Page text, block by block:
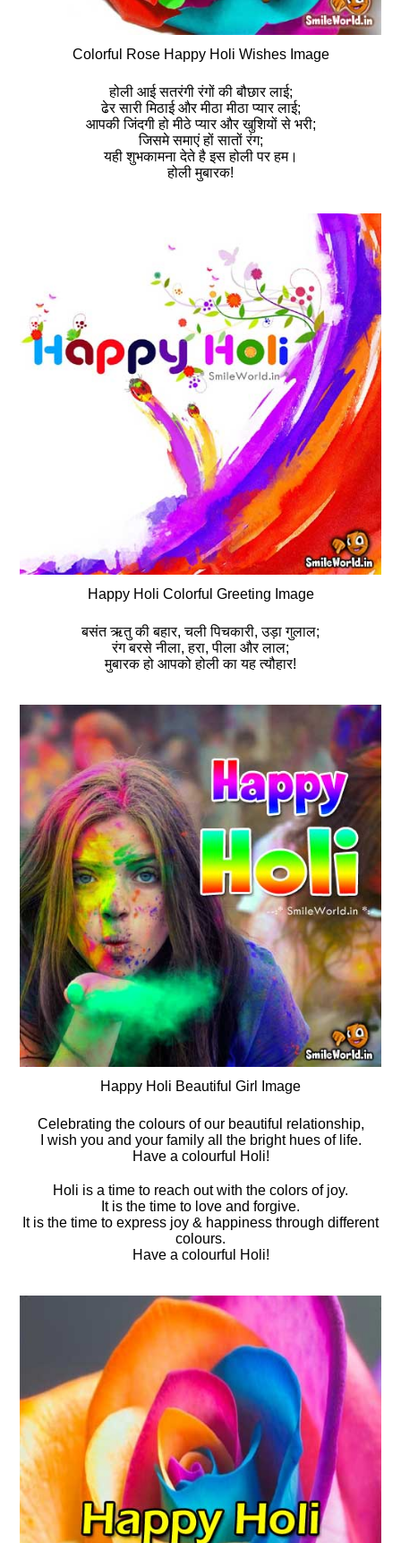
Colorful Rose Happy Holi Wishes Image
होली आई सतरंगी रंगों की बौछार लाई;
ढेर सारी मिठाई और मीठा मीठा प्यार लाई;
आपकी जिंदगी हो मीठे प्यार और खुशियों से भरी;
जिसमे समाएं हों सातों रंग;
यही शुभकामना देते है इस होली पर हम।
होली मुबारक!
Happy Holi Colorful Greeting Image
बसंत ऋतु की बहार, चली पिचकारी, उड़ा गुलाल;
रंग बरसे नीला, हरा, पीला और लाल;
मुबारक हो आपको होली का यह त्यौहार!
Happy Holi Beautiful Girl Image
Celebrating the colours of our beautiful relationship,
I wish you and your family all the bright hues of life.
Have a colourful Holi!
Holi is a time to reach out with the colors of joy.
It is the time to love and forgive.
It is the time to express joy & happiness through different
colours.
Have a colourful Holi!